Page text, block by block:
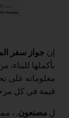
إن جواز سفر
بأكملها للبناء،
معلوماته على
قيمة في كل
لِ مصنعون, ،